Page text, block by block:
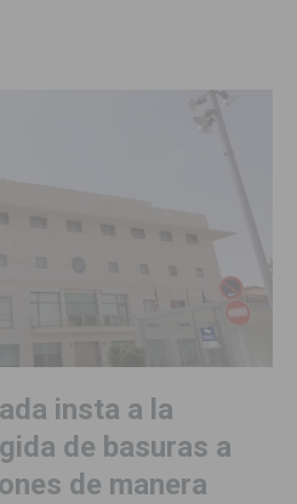
insta a la
de basuras a
de manera